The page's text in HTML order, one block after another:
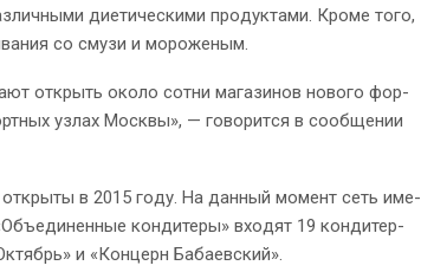
ди­е­ти­че­ски­ми про­дук­та­ми. Кро­ме то­го,
со сму­зи и мо­ро­же­ным.
от­крыть око­ло сот­ни ма­га­зи­нов но­во­го фор­
уз­лах Моск­вы», — го­во­рит­ся в со­об­ще­нии
в 2015 го­ду. На дан­ный мо­мент сеть име­
кон­ди­те­ры» вхо­дят 19 кон­ди­тер­
и «Кон­церн Ба­ба­ев­ский».